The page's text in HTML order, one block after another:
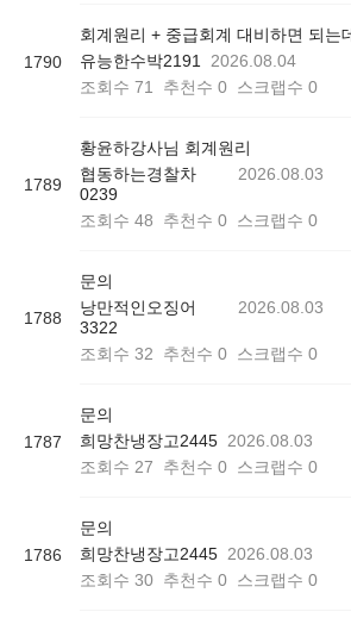
1790
회계원리 + 중급회계 대비하면 되는
유능한수박2191
2026.08.04
조회수 71 추천수 0 스크랩수 0
1789
황윤하강사님 회계원리
협동하는경찰차
0239
2026.08.03
조회수 48 추천수 0 스크랩수 0
1788
문의
낭만적인오징어
3322
2026.08.03
조회수 32 추천수 0 스크랩수 0
1787
문의
희망찬냉장고2445 2026.08.03
조회수 27 추천수 0 스크랩수 0
1786
문의
희망찬냉장고2445 2026.08.03
조회수 30 추천수 0 스크랩수 0